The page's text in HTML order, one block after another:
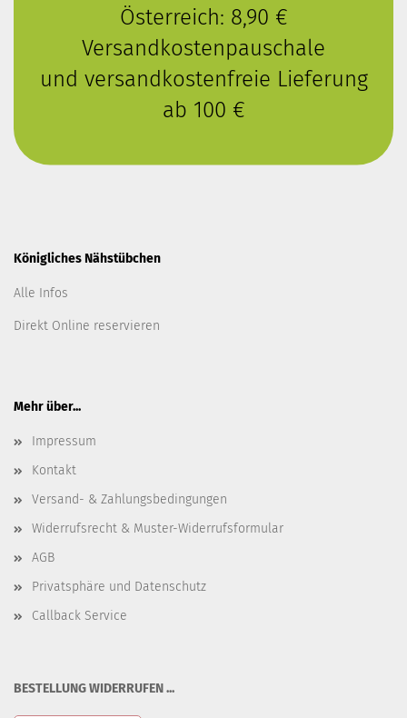
Österreich: 8,90 €
Versandkostenpauschale
und versandkostenfreie Lieferung
ab 100 €
Königliches Nähstübchen
Alle Infos
Direkt Online reservieren
Mehr über...
Impressum
Kontakt
Versand- & Zahlungsbedingungen
Widerrufsrecht & Muster-Widerrufsformular
AGB
Privatsphäre und Datenschutz
Callback Service
BESTELLUNG WIDERRUFEN ...